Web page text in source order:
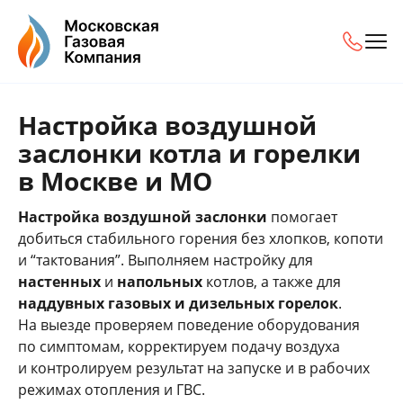
Настройка воздушной
заслонки котла и горелки
в Москве и МО
Настройка воздушной заслонки помогает
добиться стабильного горения без хлопков, копоти
и “тактования”. Выполняем настройку для
настенных и напольных котлов, а также для
наддувных газовых и дизельных горелок.
На выезде проверяем поведение оборудования
по симптомам, корректируем подачу воздуха
и контролируем результат на запуске и в рабочих
режимах отопления и ГВС.